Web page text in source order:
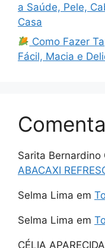
a Saúde, Pele,
Casa
Como Fazer
Fácil, Macia e
Sarita Bernardino
ABACAXI
Selma Lima em
Selma Lima em
CÉLIA